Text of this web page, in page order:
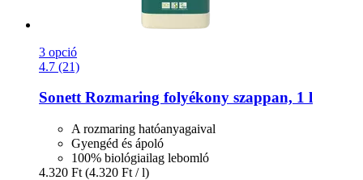
3 opció
4.7 (21)
SonettRozmaring folyékony szappan, 1 l
A rozmaring hatóanyagaival
Gyengéd és ápoló
100% biológiailag lebomló
4.320 Ft (4.320 Ft / l)